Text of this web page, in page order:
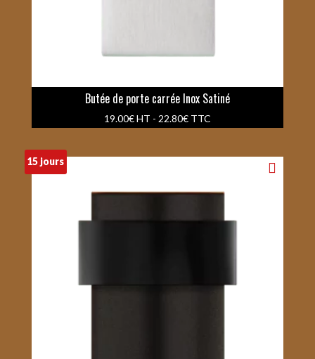
Butée de porte carrée Inox Satiné
19.00€HT - 22.80€TTC
15 jours